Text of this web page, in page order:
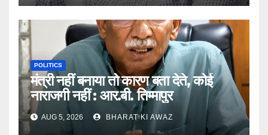
POLITICS
मंत्री नहीं बनाया तो कारण बता देते, कोई
नाराजगी नहीं : आर.बी. तिम्मापुर
AUG 5, 2026 BHARAT KI AWAZ